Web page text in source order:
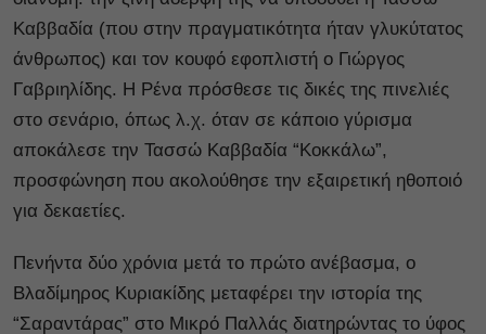
Καββαδία (που στην πραγματικότητα ήταν γλυκύτατος
άνθρωπος) και τον κουφό εφοπλιστή ο Γιώργος
Γαβριηλίδης. Η Ρένα πρόσθεσε τις δικές της πινελιές
στο σενάριο, όπως λ.χ. όταν σε κάποιο γύρισμα
αποκάλεσε την Τασσώ Καββαδία “Κοκκάλω”,
προσφώνηση που ακολούθησε την εξαιρετική ηθοποιό
για δεκαετίες.
Πενήντα δύο χρόνια μετά το πρώτο ανέβασμα, ο
Βλαδίμηρος Κυριακίδης μεταφέρει την ιστορία της
“Σαραντάρας” στο Μικρό Παλλάς διατηρώντας το ύφος